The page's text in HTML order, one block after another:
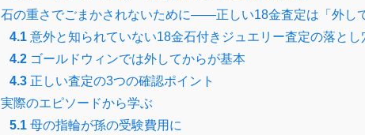
石の重さでごまかされないために――正しい18金査定は「外し
4.1 意外と知られていない18金石付きジュエリー査定の落とし
4.2 ゴールドウィンでは外してからが基本
4.3 正しい査定の3つの確認ポイント
実際のエピソードから学ぶ
5.1 母の指輪が孫の受験費用に